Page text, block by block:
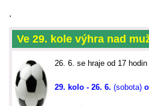
.
Ve 29. kole výhra nad
26. 6. se hraje od 17
29. kolo - 26. 6. (sobota)